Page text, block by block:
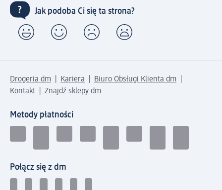
Jak podoba Ci się ta strona?
Drogeria dm Kariera
Biuro Obsługi Klienta dm
Kontakt
Znajdź sklepy dm
Metody płatności
Połącz się z dm